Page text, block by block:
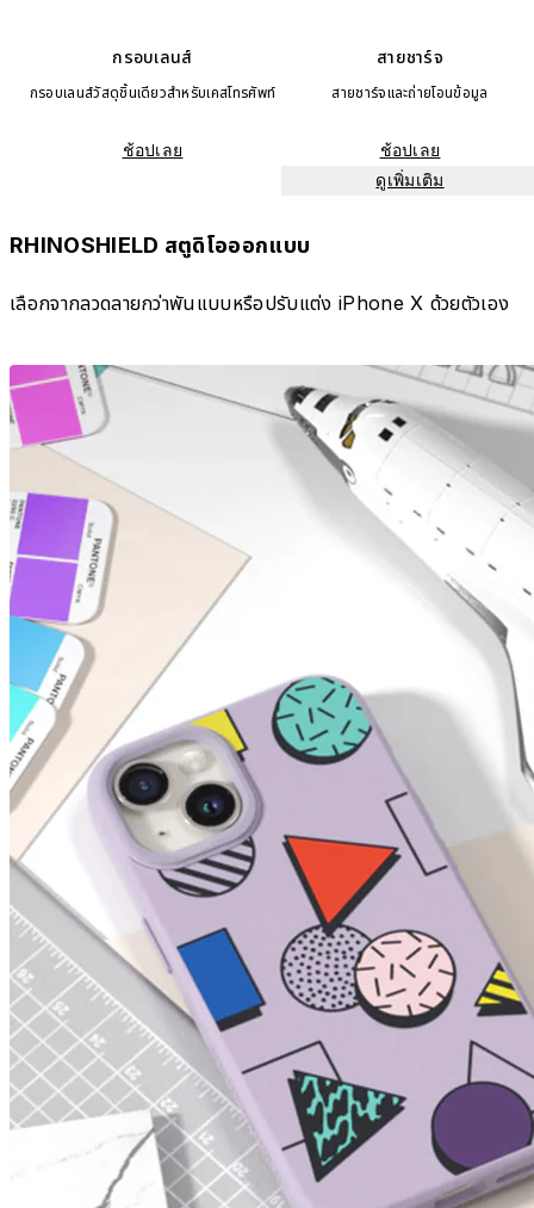
กรอบเลนส์
กรอบเลนส์วัสดุชิ้นเดียวสำหรับเคสโทรศัพท์
ช้อปเลย
สายชาร์จ
สายชาร์จและถ่ายโอนข้อมูล
ช้อปเลย
ดูเพิ่มเติม
RHINOSHIELD สตูดิโอออกแบบ
เลือกจากลวดลายกว่าพันแบบหรือปรับแต่ง iPhone X ด้วยตัวเอง